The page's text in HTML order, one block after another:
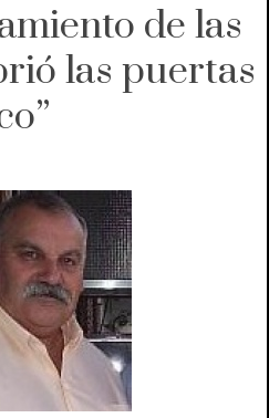
de las
las puertas